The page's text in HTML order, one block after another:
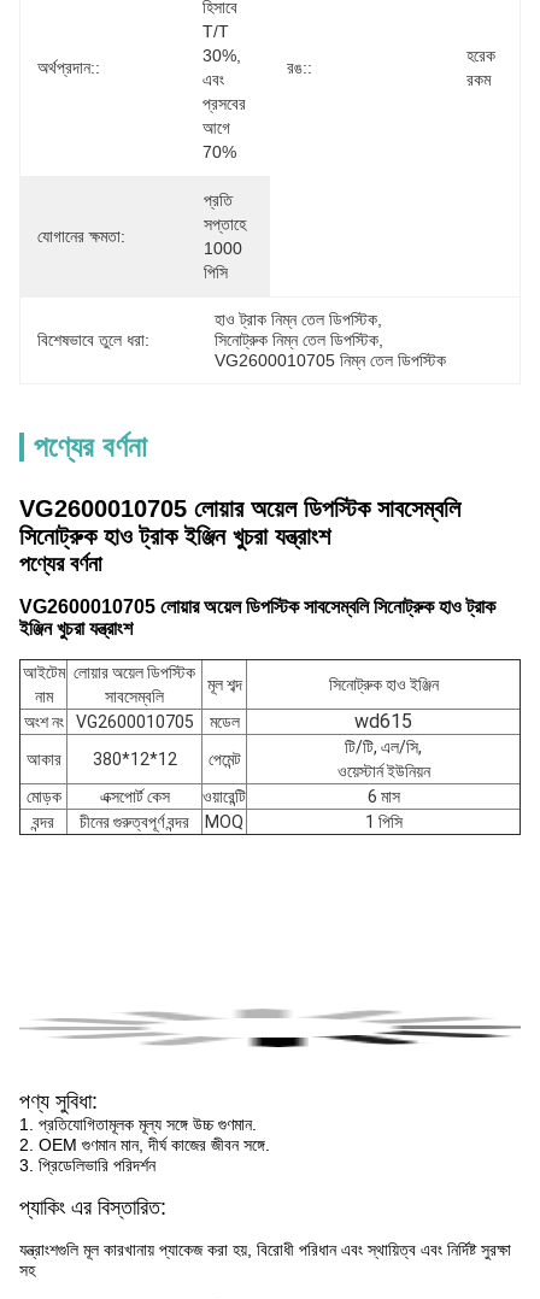
অর্থপ্রদান::
হিসাবে
T/T
30%,
এবং
প্রসবের
আগে
70%
রঙ::
হরেক
রকম
যোগানের ক্ষমতা:
প্রতি
সপ্তাহে
1000
পিসি
বিশেষভাবে তুলে ধরা:
হাও ট্রাক নিম্ন তেল ডিপস্টিক
সিনোট্রুক নিম্ন তেল ডিপস্টিক
VG2600010705 নিম্ন তেল ডিপস্টিক
পণ্যের বর্ণনা
VG2600010705 লোয়ার অয়েল ডিপস্টিক সাবসেম্বলি
সিনোট্রুক হাও ট্রাক ইঞ্জিন খুচরা যন্ত্রাংশ
পণ্যের বর্ণনা
VG2600010705 লোয়ার অয়েল ডিপস্টিক সাবসেম্বলি সিনোট্রুক হাও ট্রাক
ইঞ্জিন খুচরা যন্ত্রাংশ
আইটেম
নাম
লোয়ার অয়েল ডিপস্টিক
সাবসেম্বলি
মূল শব্দ
সিনোট্রুক হাও ইঞ্জিন
অংশ নং
VG2600010705 মডেল wd615
আকার 380*12*12 পেমেন্ট
টি/টি, এল/সি,
ওয়েস্টার্ন ইউনিয়ন
মোড়ক
এক্সপোর্ট কেস ওয়ারেন্টি
6 মাস
বন্দর
চীনের গুরুত্বপূর্ণ বন্দর MOQ 1 পিসি
পণ্য সুবিধা:
1. প্রতিযোগিতামূলক মূল্য সঙ্গে উচ্চ গুণমান.
2. OEM গুণমান মান, দীর্ঘ কাজের জীবন সঙ্গে.
3. প্রিডেলিভারি পরিদর্শন
প্যাকিং এর বিস্তারিত:
যন্ত্রাংশগুলি মূল কারখানায় প্যাকেজ করা হয়, বিরোধী পরিধান এবং স্থায়িত্ব এবং নির্দিষ্ট সুরক্ষা
সহ